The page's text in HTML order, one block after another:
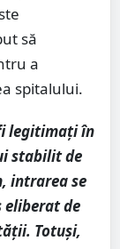
să
a
spitalului.
legitimați în
stabilit de
intrarea se
eliberat de
Totuși,